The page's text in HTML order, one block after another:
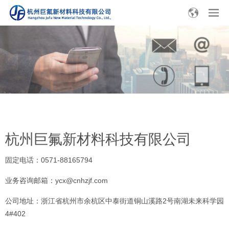
杭州巨氟新材料科技有限公司
固定电话：0571-88165794
业务咨询邮箱：ycx@cnhzjf.com
公司地址：浙江省杭州市余杭区中泰街道铜山溪路2号南湖未来科学园
4#402